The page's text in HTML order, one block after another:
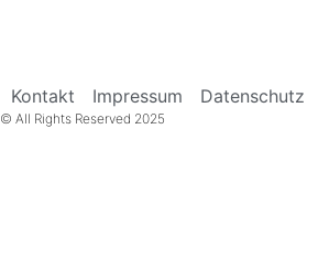
Kontakt Impressum Datenschutz
© All Rights Reserved 2025